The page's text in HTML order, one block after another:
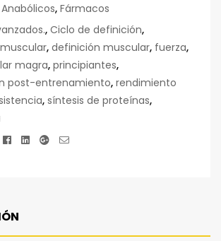
Anabólicos, Fármacos
, Ciclo de definición,
, definición muscular, fuerza,
magra, principiantes,
post-entrenamiento, rendimiento
, síntesis de proteínas,
Facebook
LinkedinGoogle+
Correo